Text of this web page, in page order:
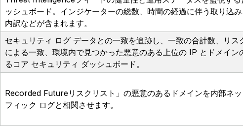
ッシュボード。インジケーターの総数、時間の経過に伴う取り込
内訳などが含まれます。
セキュリティ ログ データとの一致を追跡し、一致の合計数、リス
による一致、環境内で見つかった悪意のある上位の IP とドメイン
るコア セキュリティ ダッシュボード。
Recorded Futureリスクリスト」の悪意のあるドメインを内部ネ
フィック ログと相関させます。